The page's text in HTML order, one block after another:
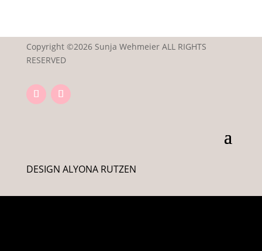
Copyright ©2026 Sunja Wehmeier ALL RIGHTS
RESERVED
DESIGN ALYONA RUTZEN